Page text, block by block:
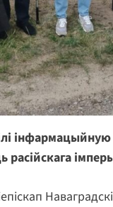
расійскага